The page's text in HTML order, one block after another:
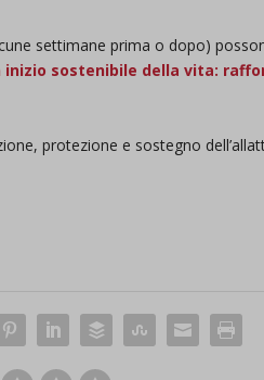
settimane prima o dopo)
sostenibile della vita:
protezione e sostegno